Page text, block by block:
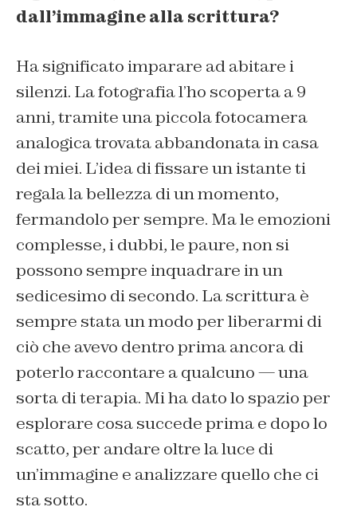
dall’immagine alla scrittura?
Ha significato imparare ad abitare i
silenzi. La fotografia l’ho scoperta a 9
anni, tramite una piccola fotocamera
analogica trovata abbandonata in casa
dei miei. L’idea di fissare un istante ti
regala la bellezza di un momento,
fermandolo per sempre. Ma le emozioni
complesse, i dubbi, le paure, non si
possono sempre inquadrare in un
sedicesimo di secondo. La scrittura è
sempre stata un modo per liberarmi di
ciò che avevo dentro prima ancora di
poterlo raccontare a qualcuno — una
sorta di terapia. Mi ha dato lo spazio per
esplorare cosa succede prima e dopo lo
scatto, per andare oltre la luce di
un’immagine e analizzare quello che ci
sta sotto.